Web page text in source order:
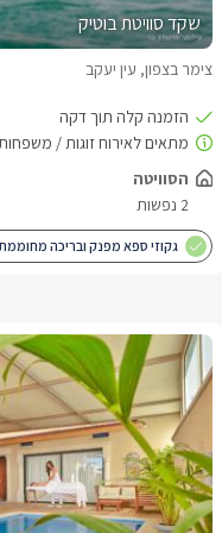
שקד סוויטת בוטיק
צימר בצפון, עין יעקב
הסוויטה
2 נפשות
גקוזי ספא מפנק ובריכה